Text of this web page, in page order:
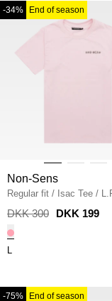
-34% End of season
Non-Sens
Regular fit / Isac Tee /
DKK 300 DKK 199
L
-75% End of season